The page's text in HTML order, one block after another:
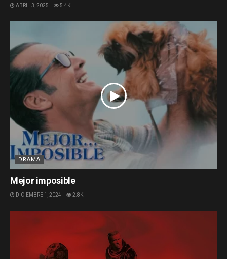
ABRIL 3, 2025 5.4K
DRAMA
Mejor imposible
DICIEMBRE 1, 2024 2.8K